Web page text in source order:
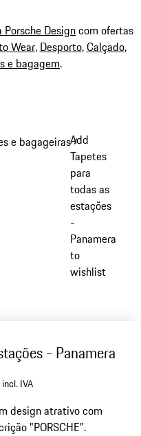
Porsche Designcom ofertas
Wear, Desporto,Calçado,
e bagagem.
e bagageiras/
Add
Tapetes
para
todas as
estações
-
Panamera
to
wishlist
- Panamera
incl. IVA
design atrativo com
"PORSCHE".